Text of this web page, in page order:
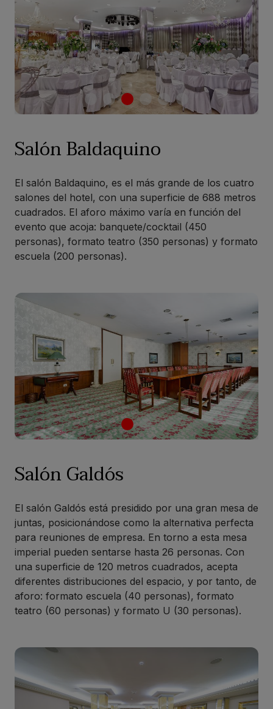
Salón Baldaquino
El salón Baldaquino, es el más grande de los cuatro
salones del hotel, con una superficie de 688 metros
cuadrados. El aforo máximo varía en función del
evento que acoja: banquete/cocktail (450
personas), formato teatro (350 personas) y formato
escuela (200 personas).
Salón Galdós
El salón Galdós está presidido por una gran mesa de
juntas, posicionándose como la alternativa perfecta
para reuniones de empresa. En torno a esta mesa
imperial pueden sentarse hasta 26 personas. Con
una superficie de 120 metros cuadrados, acepta
diferentes distribuciones del espacio, y por tanto, de
aforo: formato escuela (40 personas), formato
teatro (60 personas) y formato U (30 personas).